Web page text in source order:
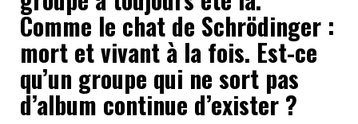
Comme le chat de Schrödinger :
mort et vivant à la fois. Est-ce
qu’un groupe qui ne sort pas
d’album continue d’exister ?